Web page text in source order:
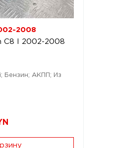
2008
C8 I 2002-2008
Бензин; АКПП; Из